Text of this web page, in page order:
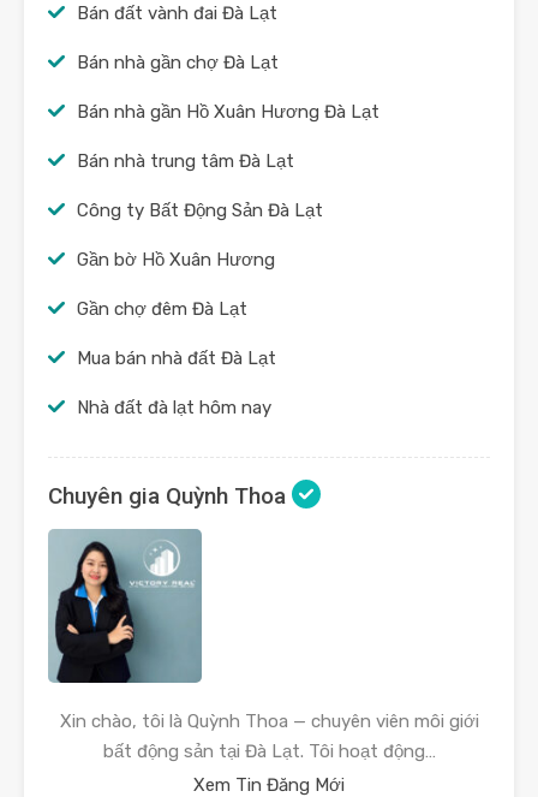
Bán đất vành đai Đà Lạt
Bán nhà gần chợ Đà Lạt
Bán nhà gần Hồ Xuân Hương Đà Lạt
Bán nhà trung tâm Đà Lạt
Công ty Bất Động Sản Đà Lạt
Gần bờ Hồ Xuân Hương
Gần chợ đêm Đà Lạt
Mua bán nhà đất Đà Lạt
Nhà đất đà lạt hôm nay
Chuyên gia Quỳnh Thoa
Xin chào, tôi là Quỳnh Thoa — chuyên viên môi giới
bất động sản tại Đà Lạt. Tôi hoạt động…
Xem Tin Đăng Mới